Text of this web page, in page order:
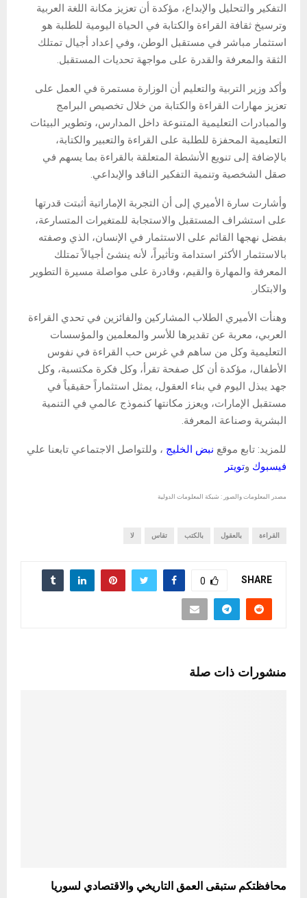
التفكير والتحليل والإبداع، مؤكدة أن تعزيز مكانة اللغة العربية
وترسيخ ثقافة القراءة والكتابة في الحياة اليومية للطلبة هو
استثمار مباشر في مستقبل الوطن، وفي إعداد أجيال تمتلك
الثقة والمعرفة والقدرة على مواجهة تحديات المستقبل.
وأكد وزير التربية والتعليم أن الوزارة مستمرة في العمل على
تعزيز مهارات القراءة والكتابة من خلال تخصيص البرامج
والمبادرات التعليمية المتنوعة داخل المدارس، وتطوير البيئات
التعليمية المحفزة للطلبة على القراءة والتعبير والكتابة،
بالإضافة إلى تنويع الأنشطة المتعلقة بالقراءة بما يسهم في
صقل الشخصية وتنمية التفكير الناقد والإبداعي.
وأشارت سارة الأميري إلى أن التجربة الإماراتية أثبتت قدرتها
على استشراف المستقبل والاستجابة للمتغيرات المتسارعة،
بفضل نهجها القائم على الاستثمار في الإنسان، الذي وصفته
بالاستثمار الأكثر استدامة وتأثيراً، لأنه ينشئ أجيالاً تمتلك
المعرفة والمهارة والقيم، وقادرة على مواصلة مسيرة التطوير
والابتكار.
وهنأت الأميري الطلاب المشاركين والفائزين في تحدي القراءة
العربي، معربة عن تقديرها للأسر والمعلمين والمؤسسات
التعليمية وكل من ساهم في غرس حب القراءة في نفوس
الأطفال، مؤكدة أن كل صفحة تقرأ، وكل فكرة مكتسبة، وكل
جهد يبذل اليوم في بناء العقول، يمثل استثماراً حقيقياً في
مستقبل الإمارات، ويعزز مكانتها كنموذج عالمي في التنمية
البشرية وصناعة المعرفة.
للمزيد: تابع موقع نبض الخليج ، وللتواصل الاجتماعي تابعنا علي
فيسبوك وتويتر
مصدر المعلومات والصور : شبكة المعلومات الدولية
القراءة بالعقول بالكتب تقاس لا
SHARE
0
منشورات ذات صلة
محافظتكم ستبقى العمق التاريخي والاقتصادي لسوريا